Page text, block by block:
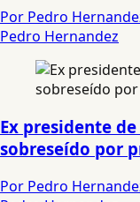
Por Pedro
Pedro Hernandez
Ex presidente de
sobreseído por
Por Pedro